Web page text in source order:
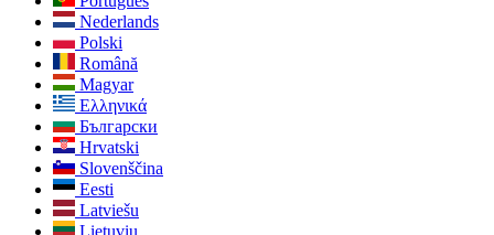
Nederlands
Polski
Română
Magyar
Ελληνικά
Български
Hrvatski
Slovenščina
Eesti
Latviešu